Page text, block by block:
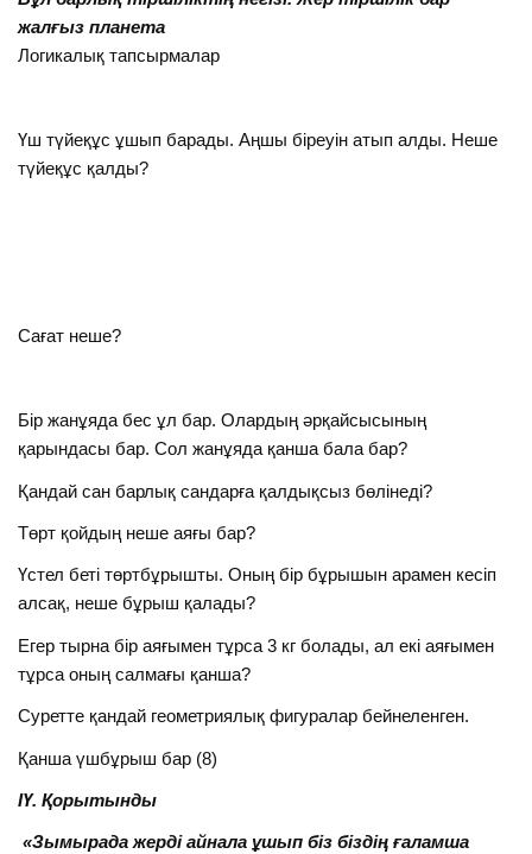
жалғыз планета
Логикалық тапсырмалар
Үш түйеқұс ұшып барады. Аңшы біреуін атып алды. Неше
түйеқұс қалды?
Сағат неше?
Бір жанұяда бес ұл бар. Олардың әрқайсысының
қарындасы бар. Сол жанұяда қанша бала бар?
Қандай сан барлық сандарға қалдықсыз бөлінеді?
Төрт қойдың неше аяғы бар?
Үстел беті төртбұрышты. Оның бір бұрышын арамен кесіп
алсақ, неше бұрыш қалады?
Егер тырна бір аяғымен тұрса 3 кг болады, ал екі аяғымен
тұрса оның салмағы қанша?
Суретте қандай геометриялық фигуралар бейнеленген.
Қанша үшбұрыш бар (8)
ІҮ. Қорытынды
«Зымырада жерді айнала ұшып біз біздің ғаламша